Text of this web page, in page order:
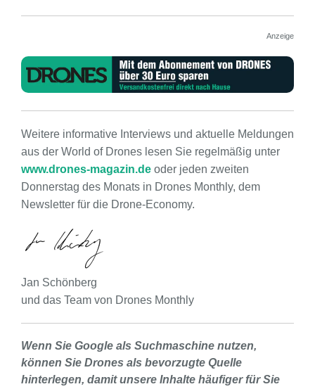
Anzeige
Weitere informative Interviews und aktuelle Meldungen
aus der World of Drones lesen Sie regelmäßig unter
www.drones-magazin.de oder jeden zweiten
Donnerstag des Monats in Drones Monthly, dem
Newsletter für die Drone-Economy.
Jan Schönberg
und das Team von Drones Monthly
Wenn Sie Google als Suchmaschine nutzen,
können Sie Drones als bevorzugte Quelle
hinterlegen, damit unsere Inhalte häufiger für Sie